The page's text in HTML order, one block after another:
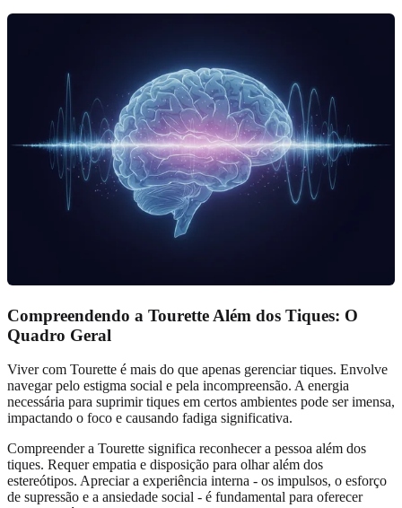
Compreendendo a Tourette Além dos Tiques: O
Quadro Geral
Viver com Tourette é mais do que apenas gerenciar tiques. Envolve
navegar pelo estigma social e pela incompreensão. A energia
necessária para suprimir tiques em certos ambientes pode ser imensa,
impactando o foco e causando fadiga significativa.
Compreender a Tourette significa reconhecer a pessoa além dos
tiques. Requer empatia e disposição para olhar além dos
estereótipos. Apreciar a experiência interna - os impulsos, o esforço
de supressão e a ansiedade social - é fundamental para oferecer